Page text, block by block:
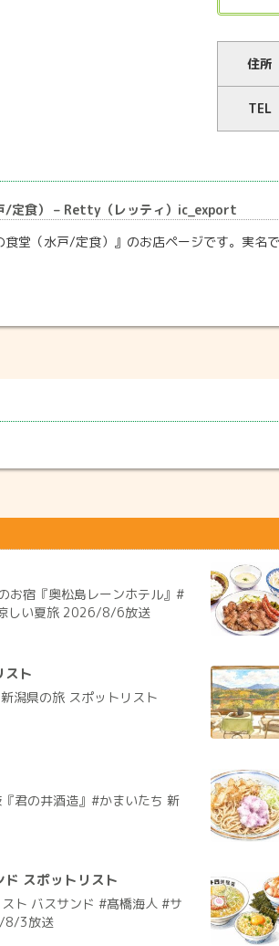
住所
TEL
/定食） – Retty（レッティ）ic_export
食堂（水戸/定食）』のお店ページです。実
お宿『奥松島レーンホテル』#
しい夏旅 2026/8/6放送
スト
潟県の旅 スポットリスト
君の井酒造』#かまいたち 新
ド スポットリスト
ト バスサンド #髙橋海人 #サ
8/3放送